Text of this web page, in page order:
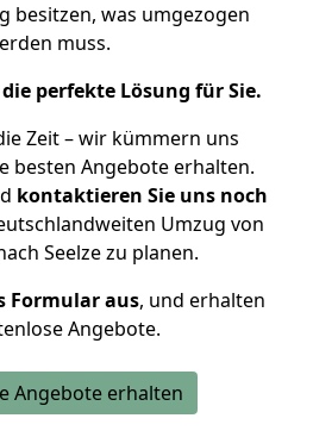
besitzen, was umgezogen
muss.
perfekte Lösung für Sie.
Zeit – wir kümmern uns
besten Angebote erhalten.
kontaktieren Sie uns noch
Umzug von
Seelze zu planen.
Formular aus, und erhalten
Angebote.
Angebote erhalten